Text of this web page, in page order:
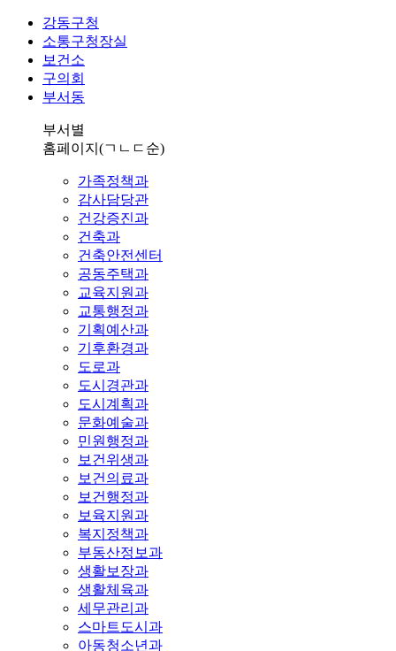
강동구청
소통구청장실
보건소
구의회
부서동
부서별
홈페이지 (ㄱㄴㄷ순)
가족정책과
감사담당관
건강증진과
건축과
건축안전센터
공동주택과
교육지원과
교통행정과
기획예산과
기후환경과
도로과
도시경관과
도시계획과
문화예술과
민원행정과
보건위생과
보건의료과
보건행정과
보육지원과
복지정책과
부동산정보과
생활보장과
생활체육과
세무관리과
스마트도시과
아동청소년과